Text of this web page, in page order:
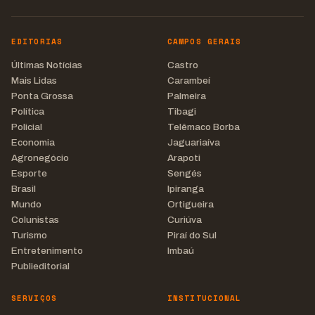
EDITORIAS
Últimas Notícias
Mais Lidas
Ponta Grossa
Política
Policial
Economia
Agronegócio
Esporte
Brasil
Mundo
Colunistas
Turismo
Entretenimento
Publieditorial
CAMPOS GERAIS
Castro
Carambeí
Palmeira
Tibagi
Telêmaco Borba
Jaguariaíva
Arapoti
Sengés
Ipiranga
Ortigueira
Curiúva
Piraí do Sul
Imbaú
SERVIÇOS INSTITUCIONAL